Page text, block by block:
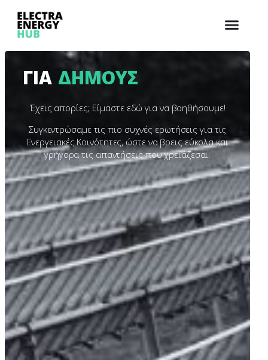
ΓΙΑ ΔΗΜΟΥΣ
Έχεις απορίες; Είμαστε εδώ για να βοηθήσουμε!
Συγκεντρώσαμε τις πιο συχνές ερωτήσεις για τις
Ενεργειακές Κοινότητες, ώστε να βρεις εύκολα και
γρήγορα τις απαντήσεις που χρειάζεσαι.